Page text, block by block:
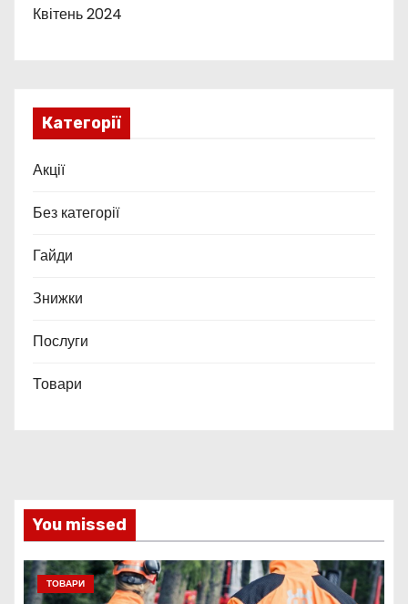
Квітень 2024
Категорії
Акції
Без категорії
Гайди
Знижки
Послуги
Товари
You missed
ТОВАРИ